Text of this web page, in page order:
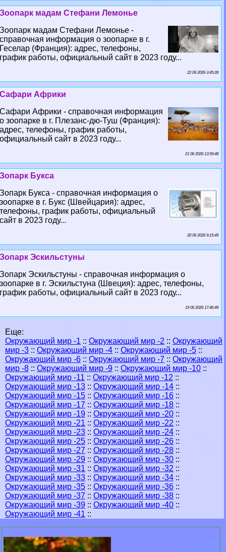
Зоопарк мадам Стефани Лемонье
Зоопарк мадам Стефани Лемонье -
справочная информация о зоопарке в г.
Геселар (Франция): адрес, телефоны,
график работы, официальный сайт в 2023 году...
22 06 2026 3:45:28
Сафари Африки
Сафари Африки - справочная информация
о зоопарке в г. Плезанс-дю-Туш (Франция):
адрес, телефоны, график работы,
официальный сайт в 2023 году...
21 06 2026 13:59:48
Зопарк Букса
Зопарк Букса - справочная информация о
зоопарке в г. Букс (Швейцария): адрес,
телефоны, график работы, официальный
сайт в 2023 году...
20 06 2026 9:15:49
Зопарк Эскильстуны
Зопарк Эскильстуны - справочная информация о
зоопарке в г. Эскильстуна (Швеция): адрес, телефоны,
график работы, официальный сайт в 2023 году...
19 06 2026 17:46:49
Еще:
Окружающий мир -1 :: Окружающий мир -2 :: Окружающий
мир -3 :: Окружающий мир -4 :: Окружающий мир -5 ::
Окружающий мир -6 :: Окружающий мир -7 :: Окружающий
мир -8 :: Окружающий мир -9 :: Окружающий мир -10 ::
Окружающий мир -11 :: Окружающий мир -12 ::
Окружающий мир -13 :: Окружающий мир -14 ::
Окружающий мир -15 :: Окружающий мир -16 ::
Окружающий мир -17 :: Окружающий мир -18 ::
Окружающий мир -19 :: Окружающий мир -20 ::
Окружающий мир -21 :: Окружающий мир -22 ::
Окружающий мир -23 :: Окружающий мир -24 ::
Окружающий мир -25 :: Окружающий мир -26 ::
Окружающий мир -27 :: Окружающий мир -28 ::
Окружающий мир -29 :: Окружающий мир -30 ::
Окружающий мир -31 :: Окружающий мир -32 ::
Окружающий мир -33 :: Окружающий мир -34 ::
Окружающий мир -35 :: Окружающий мир -36 ::
Окружающий мир -37 :: Окружающий мир -38 ::
Окружающий мир -39 :: Окружающий мир -40 ::
Окружающий мир -41 ::